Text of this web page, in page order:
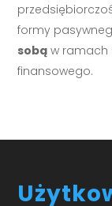
formy
sobą w ramach
finansowego.